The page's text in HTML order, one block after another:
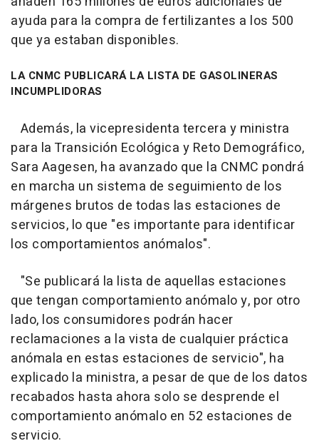
ayuda para la compra de fertilizantes a los 500
que ya estaban disponibles.
LA CNMC PUBLICARÁ LA LISTA DE GASOLINERAS
INCUMPLIDORAS
Además, la vicepresidenta tercera y ministra
para la Transición Ecológica y Reto Demográfico,
Sara Aagesen, ha avanzado que la CNMC pondrá
en marcha un sistema de seguimiento de los
márgenes brutos de todas las estaciones de
servicios, lo que "es importante para identificar
los comportamientos anómalos".
"Se publicará la lista de aquellas estaciones
que tengan comportamiento anómalo y, por otro
lado, los consumidores podrán hacer
reclamaciones a la vista de cualquier práctica
anómala en estas estaciones de servicio", ha
explicado la ministra, a pesar de que de los datos
recabados hasta ahora solo se desprende el
comportamiento anómalo en 52 estaciones de
servicio.